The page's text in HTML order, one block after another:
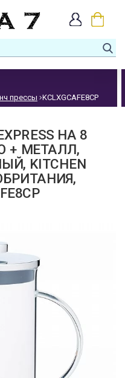
прессы KCLXGCAFE8CP
НА 8
+ МЕТАЛЛ,
KITCHEN